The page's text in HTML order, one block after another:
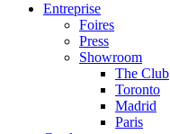
Entreprise
Foires
Press
Showroom
The Club
Toronto
Madrid
Paris